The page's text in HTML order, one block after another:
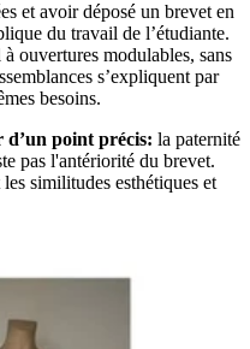
et avoir déposé un brevet en
du travail de l’étudiante.
ouvertures modulables, sans
s’expliquent par
besoins.
d’un point précis: la paternité
pas l'antériorité du brevet.
similitudes esthétiques et